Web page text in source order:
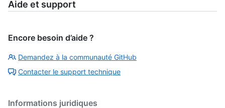
Aide et support
Encore besoin d’aide ?
Demandez à la communauté GitHub
Contacter le support technique
Informations juridiques